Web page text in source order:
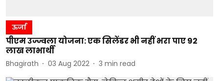
ऊर्जा
पीएम उज्ज्वला योजना: एक सिलेंडर भी नहीं भरा पाए 92
लाख लाभार्थी
Bhagirath 03 Aug 2022 3 min read